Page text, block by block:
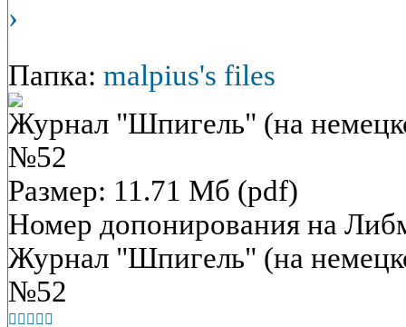
›
Папка: malpius's files
Журнал "Шпигель" (на
№52
Размер: 11.71 Мб (pdf)
Номер допонирования на
Журнал "Шпигель" (на
№52
    